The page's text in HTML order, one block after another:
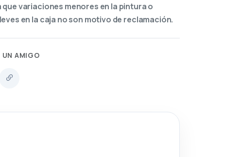
que variaciones menores en la pintura o
en la caja no son motivo de reclamación.
UN AMIGO